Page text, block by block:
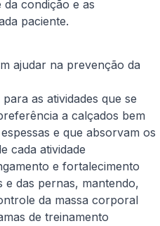
da condição e as
paciente.
ajudar na prevenção da
as atividades que se
a calçados bem
e que absorvam os
cada atividade
e fortalecimento
e das pernas, mantendo,
da massa corporal
de treinamento